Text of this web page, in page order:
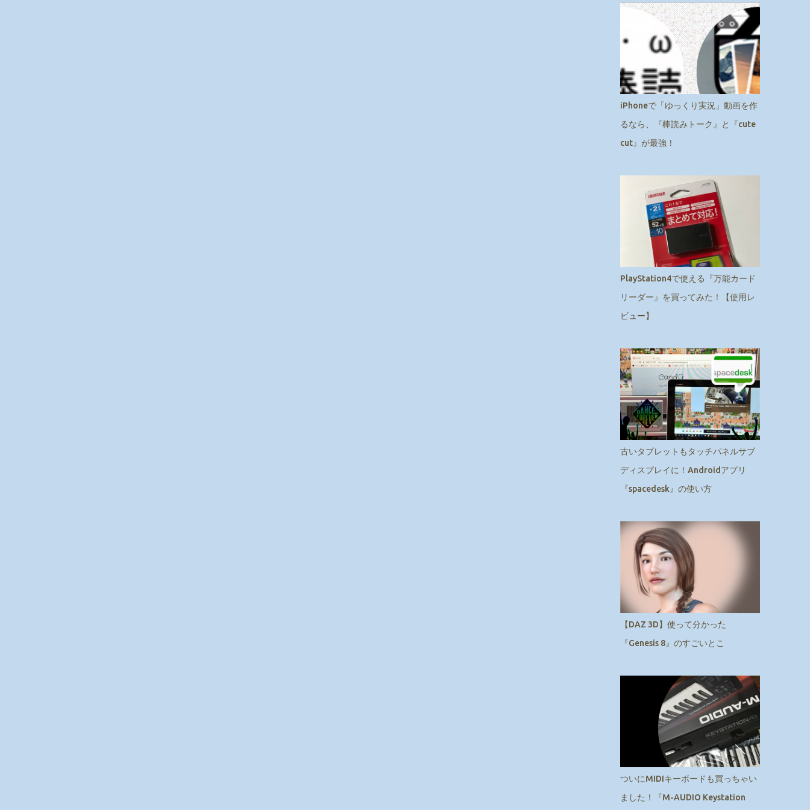
iPhoneで「ゆっくり実況」動画を作
るなら、『棒読みトーク』と『cute
cut』が最強！
PlayStation4で使える『万能カード
リーダー』を買ってみた！【使用レ
ビュー】
古いタブレットもタッチパネルサブ
ディスプレイに！Androidアプリ
『spacedesk』の使い方
【DAZ 3D】使って分かった
『Genesis 8』のすごいとこ
ついにMIDIキーボードも買っちゃい
ました！『M-AUDIO Keystation